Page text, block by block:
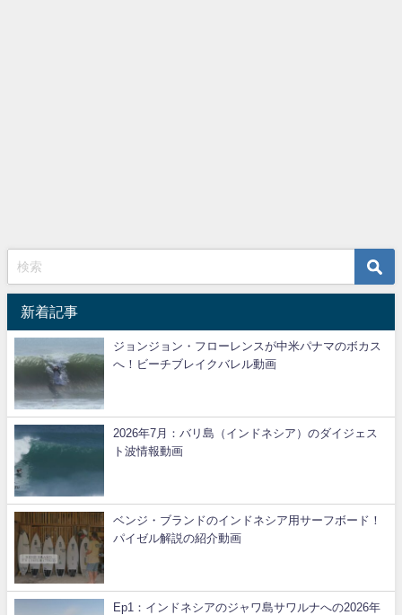
新着記事
ジョンジョン・フローレンスが中米パナマのボカス
へ！ビーチブレイクバレル動画
2026年7月：バリ島（インドネシア）のダイジェス
ト波情報動画
ベンジ・ブランドのインドネシア用サーフボード！
パイゼル解説の紹介動画
Ep1：インドネシアのジャワ島サワルナへの2026年